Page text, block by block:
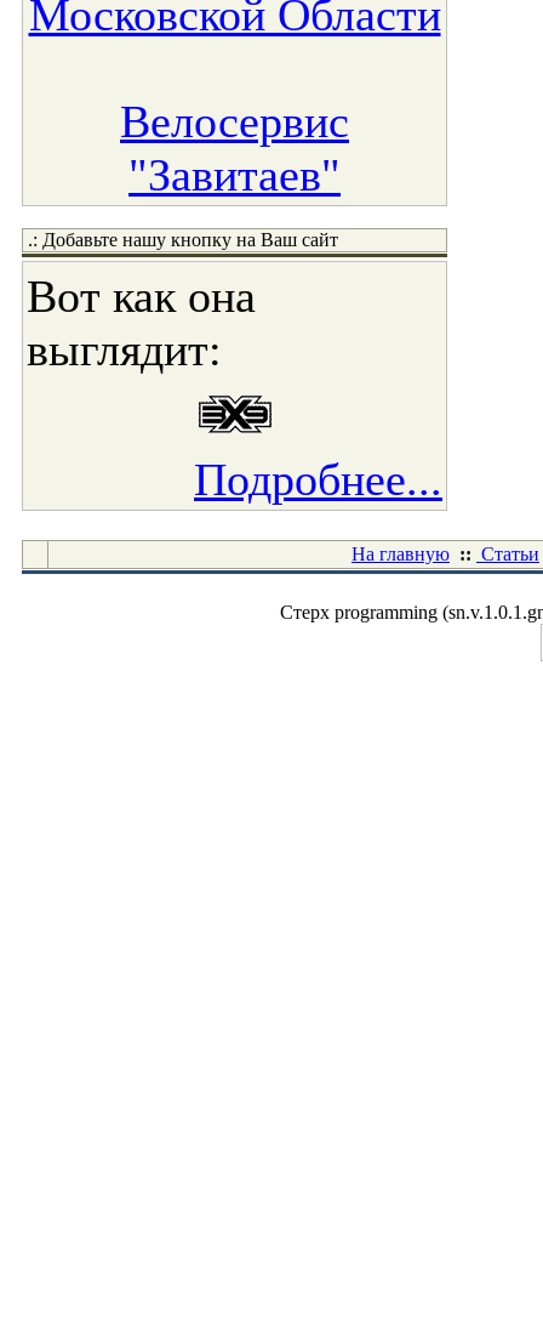
Московской Области
Велосервис
"Завитаев"
.: Добавьте нашу кнопку на Ваш сайт
Вот как она
выглядит:
Подробнее...
На главную :: Статьи
Стерх programming